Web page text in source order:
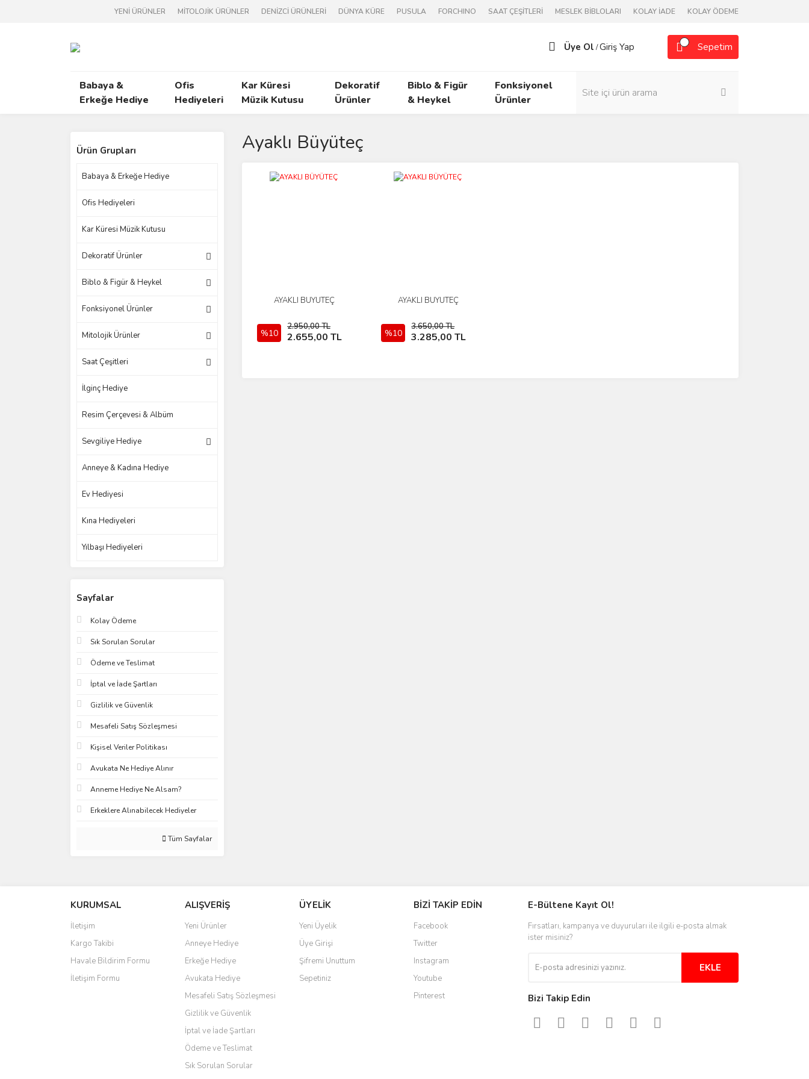
YENİ ÜRÜNLER MİTOLOJİK ÜRÜNLER DENİZCİ ÜRÜNLERİ DÜNYA KÜRE PUSULA FORCHINO SAAT ÇEŞİTLERİ MESLEK BİBLOLARI KOLAY İADE KOLAY ÖDEME
Üye Ol /Giriş Yap Sepetim
Babaya &
Erkeğe Hediye
Ofis
Hediyeleri
Kar Küresi
Müzik Kutusu
Dekoratif
Ürünler
Biblo & Figür
& Heykel
Fonksiyonel
Ürünler
Ürün Grupları
Babaya & Erkeğe Hediye
Ofis Hediyeleri
Kar Küresi Müzik Kutusu
Dekoratif Ürünler
Biblo & Figür & Heykel
Fonksiyonel Ürünler
Mitolojik Ürünler
Saat Çeşitleri
İlginç Hediye
Resim Çerçevesi & Albüm
Sevgiliye Hediye
Anneye & Kadına Hediye
Ev Hediyesi
Kına Hediyeleri
Yılbaşı Hediyeleri
Sayfalar
Kolay Ödeme
Sık Sorulan Sorular
Ödeme ve Teslimat
İptal ve İade Şartları
Gizlilik ve Güvenlik
Mesafeli Satış Sözleşmesi
Kişisel Veriler Politikası
Avukata Ne Hediye Alınır
Anneme Hediye Ne Alsam?
Erkeklere Alınabilecek Hediyeler
Tüm Sayfalar
Ayaklı Büyüteç
AYAKLI BÜYÜTEÇ
%10
2.950,00 TL
2.655,00 TL
İncele
Sepete Ekle
AYAKLI BÜYÜTEÇ
%10
3.650,00 TL
3.285,00 TL
İncele
Sepete Ekle
KURUMSAL
İletişim
Kargo Takibi
Havale Bildirim Formu
İletişim Formu
ALIŞVERİŞ
Yeni Ürünler
Anneye Hediye
Erkeğe Hediye
Avukata Hediye
Mesafeli Satış Sözleşmesi
Gizlilik ve Güvenlik
İptal ve İade Şartları
Ödeme ve Teslimat
Sık Sorulan Sorular
ÜYELİK
Yeni Üyelik
Üye Girişi
Şifremi Unuttum
Sepetiniz
BİZİ TAKİP EDİN
Facebook
Twitter
Instagram
Youtube
Pinterest
E-Bültene Kayıt Ol!
Fırsatları, kampanya ve duyuruları ile ilgili e-posta almak
ister misiniz?
EKLE
Bizi Takip Edin